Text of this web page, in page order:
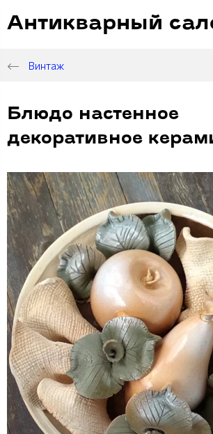
Антикварный
Винтаж
Блюдо настенное
декоративное